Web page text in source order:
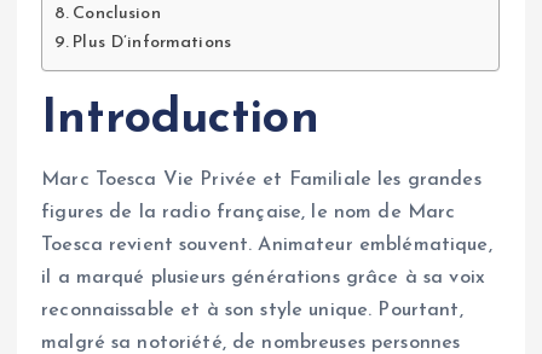
Conclusion
Plus D’informations
Introduction
Marc Toesca Vie Privée et Familiale les grandes
figures de la radio française, le nom de Marc
Toesca revient souvent. Animateur emblématique,
il a marqué plusieurs générations grâce à sa voix
reconnaissable et à son style unique. Pourtant,
malgré sa notoriété, de nombreuses personnes